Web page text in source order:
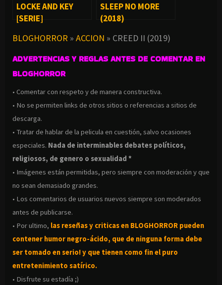
LOCKE AND KEY
[SERIE]
SLEEP NO MORE
(2018)
BLOGHORROR » ACCION » CREED II (2019)
ADVERTENCIAS Y REGLAS ANTES DE COMENTAR EN
BLOGHORROR
• Comentar con respeto y de manera constructiva.
• No se permiten links de otros sitios o referencias a sitios de
descarga.
• Tratar de hablar de la pelicula en cuestión, salvo ocasiones
especiales. Nada de interminables debates políticos,
religiosos, de genero o sexualidad *
• Imágenes están permitidas, pero siempre con moderación y que
no sean demasiado grandes.
• Los comentarios de usuarios nuevos siempre son moderados
antes de publicarse.
• Por ultimo, las reseñas y criticas en BLOGHORROR pueden
contener humor negro-ácido, que de ninguna forma debe
ser tomado en serio! y que tienen como fin el puro
entretenimiento satírico.
• Disfrute su estadía ;)